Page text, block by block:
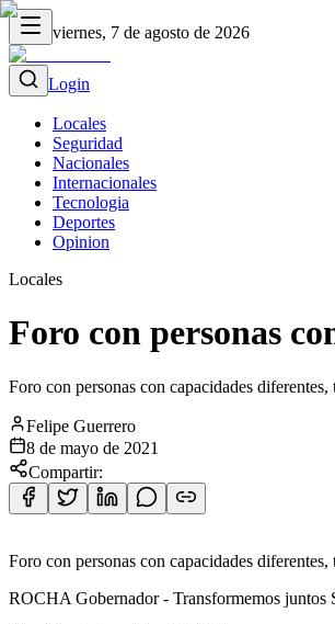
viernes, 7 de agosto de 2026
Login
Locales
Seguridad
Nacionales
Internacionales
Tecnologia
Deportes
Opinion
Locales
Foro con personas
Foro con personas con capacidades
Felipe Guerrero
8 de mayo de 2021
Compartir:
Foro con personas con capacidades
ROCHA Gobernador - Transformemos juntos